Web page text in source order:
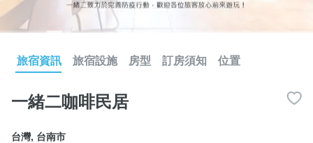
旅宿資訊 旅宿設施 房型 訂房須知 位置
一緒二咖啡民居
台灣, 台南市